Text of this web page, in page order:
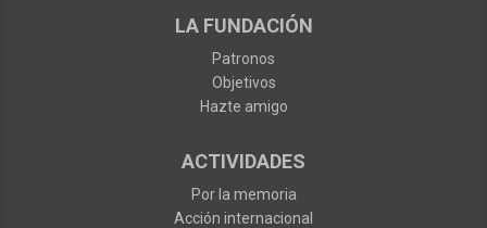
LA FUNDACIÓN
Patronos
Objetivos
Hazte amigo
ACTIVIDADES
Por la memoria
Acción internacional